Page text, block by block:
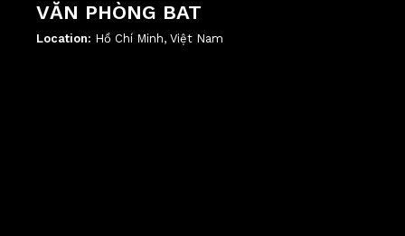
VĂN PHÒNG BAT
Location: Hồ Chí Minh, Việt Nam